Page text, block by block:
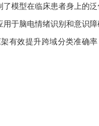
了模型在临床患者身上的
用于脑电情绪识别和意识
有效提升跨域分类准确